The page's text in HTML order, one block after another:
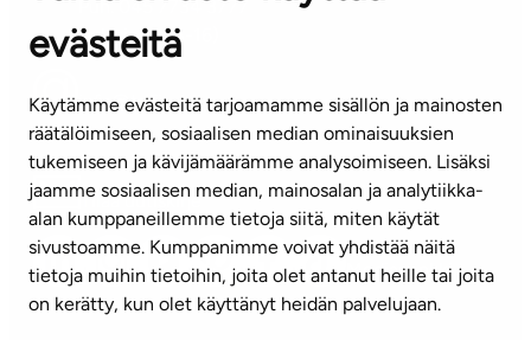
evästeitä
Käytämme evästeitä tarjoamamme sisällön ja mainosten
räätälöimiseen, sosiaalisen median ominaisuuksien
tukemiseen ja kävijämäärämme analysoimiseen. Lisäksi
jaamme sosiaalisen median, mainosalan ja analytiikka-
alan kumppaneillemme tietoja siitä, miten käytät
sivustoamme. Kumppanimme voivat yhdistää näitä
tietoja muihin tietoihin, joita olet antanut heille tai joita
on kerätty, kun olet käyttänyt heidän palvelujaan.
Puh. 045 7734 3777
(arkisin klo 8-16)
info@ta.fi
Tilaa uutiskirje
Mediapankki